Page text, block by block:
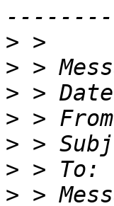
>
>
>
> >
>
> > To:
>